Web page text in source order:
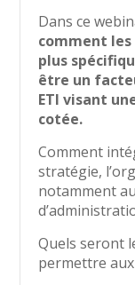
Dans ce
comment les
plus
être un
ETI visant
cotée.
Comment
stratégie,
notamment
Quels seront
permettre